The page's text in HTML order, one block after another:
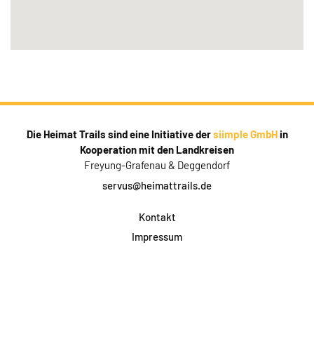
Die Heimat Trails sind eine Initiative dersiimple GmbHin
Kooperation mit den Landkreisen
Freyung-Grafenau & Deggendorf
servus@heimattrails.de
Kontakt
Impressum